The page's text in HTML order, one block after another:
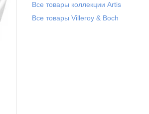
Все товары коллекции Artis
Все товары Villeroy & Boch